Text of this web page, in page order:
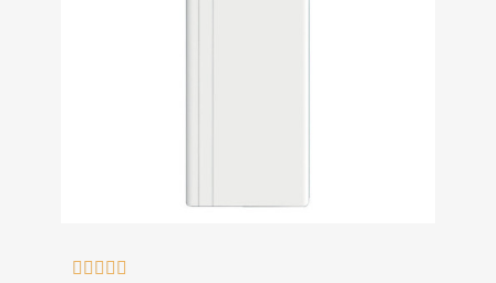
    